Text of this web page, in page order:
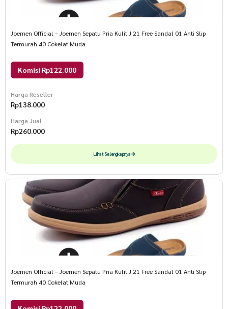
Joemen Official – Joemen Sepatu Pria Kulit J 21 Free Sandal 01 Anti Slip
Termurah 40 Cokelat Muda
Komisi Rp122.000
Harga Reseller
Rp138.000
Harga Jual
Rp260.000
Lihat Selengkapnya
Joemen Official – Joemen Sepatu Pria Kulit J 21 Free Sandal 01 Anti Slip
Termurah 40 Cokelat Muda